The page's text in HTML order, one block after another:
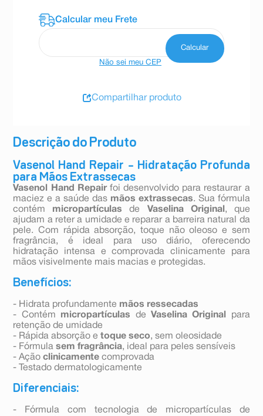
Descrição do Produto
Vasenol Hand Repair – Hidratação Profunda
para Mãos Extrassecas
Vasenol Hand Repairfoi desenvolvido para restaurar a
maciez e a saúde das mãos extrassecas. Sua fórmula
contém micropartículas de Vaselina Original , que
ajudam a reter a umidade e reparar a barreira natural da
pele. Com rápida absorção, toque não oleoso e sem
fragrância, é ideal para uso diário, oferecendo
hidratação intensa e comprovada clinicamente para
mãos visivelmente mais macias e protegidas.
Benefícios:
- Hidrata profundamente mãos ressecadas
- Contém micropartículas de Vaselina Original
para
retenção de umidade
- Rápida absorção etoque seco, sem oleosidade
- Fórmulasem fragrância, ideal para peles sensíveis
- Açãoclinicamente comprovada
- Testado dermatologicamente
Diferenciais:
- Fórmula com tecnologia de micropartículas de
Não sei meu CEP
Compartilhar produto